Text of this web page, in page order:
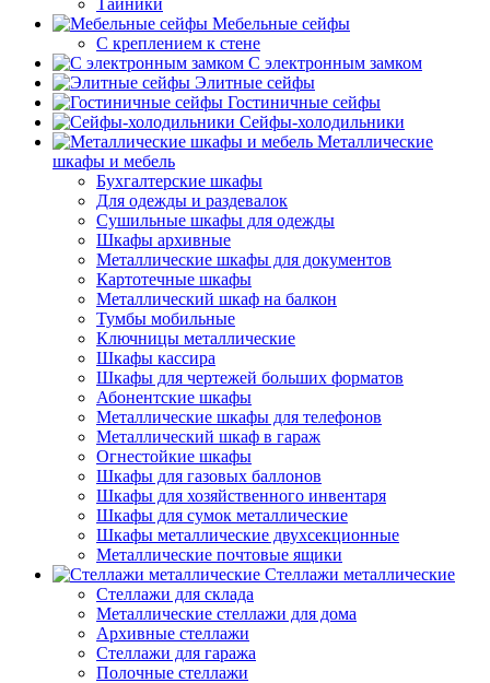
Тайники
Мебельные сейфы
С креплением к стене
С электронным замком
Элитные сейфы
Гостиничные сейфы
Сейфы-холодильники
Металлические
шкафы и мебель
Бухгалтерские шкафы
Для одежды и раздевалок
Сушильные шкафы для одежды
Шкафы архивные
Металлические шкафы для документов
Картотечные шкафы
Металлический шкаф на балкон
Тумбы мобильные
Ключницы металлические
Шкафы кассира
Шкафы для чертежей больших форматов
Абонентские шкафы
Металлические шкафы для телефонов
Металлический шкаф в гараж
Огнестойкие шкафы
Шкафы для газовых баллонов
Шкафы для хозяйственного инвентаря
Шкафы для сумок металлические
Шкафы металлические двухсекционные
Металлические почтовые ящики
Стеллажи металлические
Стеллажи для склада
Металлические стеллажи для дома
Архивные стеллажи
Стеллажи для гаража
Полочные стеллажи